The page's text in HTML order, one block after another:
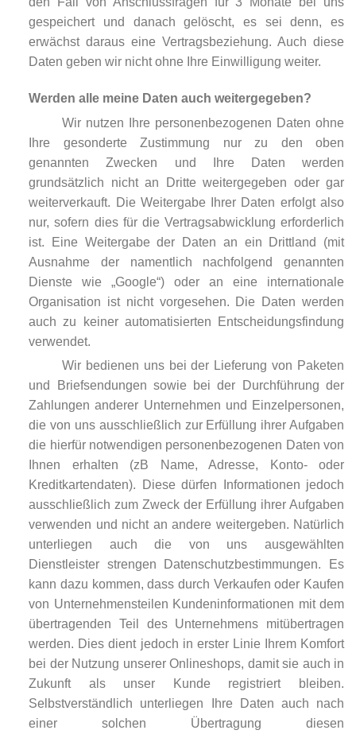
gespeichert und danach gelöscht, es sei denn, es
erwächst daraus eine Vertragsbeziehung. Auch diese
Daten geben wir nicht ohne Ihre Einwilligung weiter.
Werden alle meine Daten auch weitergegeben?
Wir nutzen Ihre personenbezogenen Daten ohne
Ihre gesonderte Zustimmung nur zu den oben
genannten Zwecken und Ihre Daten werden
grundsätzlich nicht an Dritte weitergegeben oder gar
weiterverkauft. Die Weitergabe Ihrer Daten erfolgt also
nur, sofern dies für die Vertragsabwicklung erforderlich
ist. Eine Weitergabe der Daten an ein Drittland (mit
Ausnahme der namentlich nachfolgend genannten
Dienste wie „Google“) oder an eine internationale
Organisation ist nicht vorgesehen. Die Daten werden
auch zu keiner automatisierten Entscheidungsfindung
verwendet.
Wir bedienen uns bei der Lieferung von Paketen
und Briefsendungen sowie bei der Durchführung der
Zahlungen anderer Unternehmen und Einzelpersonen,
die von uns ausschließlich zur Erfüllung ihrer Aufgaben
die hierfür notwendigen personenbezogenen Daten von
Ihnen erhalten (zB Name, Adresse, Konto- oder
Kreditkartendaten). Diese dürfen Informationen jedoch
ausschließlich zum Zweck der Erfüllung ihrer Aufgaben
verwenden und nicht an andere weitergeben. Natürlich
unterliegen auch die von uns ausgewählten
Dienstleister strengen Datenschutzbestimmungen. Es
kann dazu kommen, dass durch Verkaufen oder Kaufen
von Unternehmensteilen Kundeninformationen mit dem
übertragenden Teil des Unternehmens mitübertragen
werden. Dies dient jedoch in erster Linie Ihrem Komfort
bei der Nutzung unserer Onlineshops, damit sie auch in
Zukunft als unser Kunde registriert bleiben.
Selbstverständlich unterliegen Ihre Daten auch nach
einer solchen Übertragung diesen